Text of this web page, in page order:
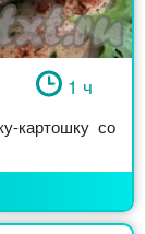
1 ч
картошку со